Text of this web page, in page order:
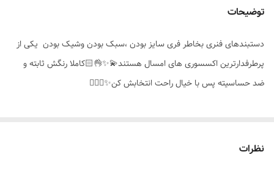
موارد استفاده روزانه،همراه ساعت،دائمی،استایل
توضیحات
دستبندهای فنری بخاطر فری سایز بودن ،سبک بودن وشیک بودن یکی از
پرطرفدارترین اکسسوری های امسال هستند💫✨️👌🏻کاملا رنگش ثابته و
ضد حساسیته پس با خیال راحت انتخابش کن✨️👌🏻🤍
نظرات